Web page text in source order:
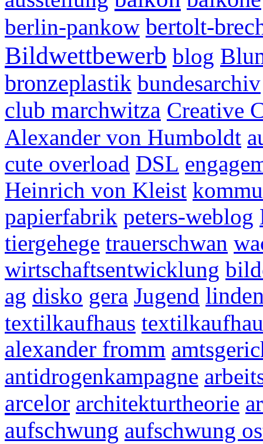
berlin-pankow bertolt-
Bildwettbewerb blog
bronzeplastik bundesarchiv
club marchwitza Creative
Alexander von Humboldt
cute overload DSL
Heinrich von Kleist
papierfabrik peters-weblog
tiergehege trauerschwan
wirtschaftsentwicklung
ag disko gera Jugend
textilkaufhaus
alexander fromm
antidrogenkampagne
arcelor architekturtheorie
aufschwung aufschwung